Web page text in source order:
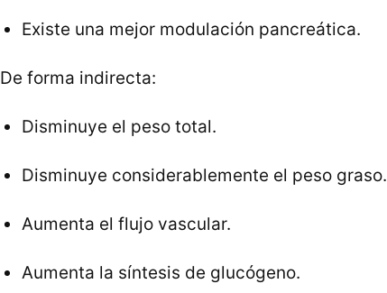
Existe una mejor modulación pancreática.
De forma indirecta:
Disminuye el peso total.
Disminuye considerablemente el peso graso.
Aumenta el flujo vascular.
Aumenta la síntesis de glucógeno.